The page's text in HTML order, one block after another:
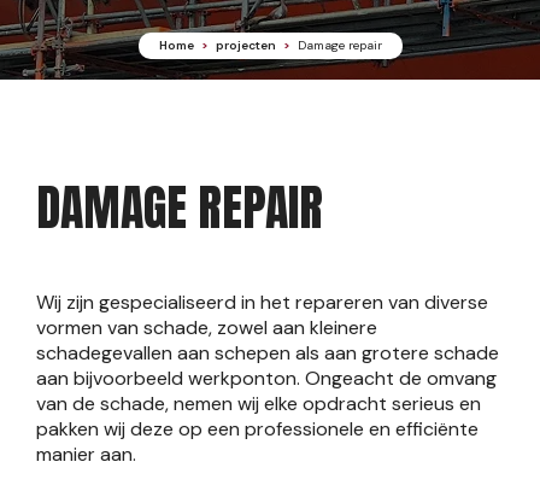
Home > projecten > Damage repair
DAMAGE REPAIR
Wij zijn gespecialiseerd in het repareren van diverse
vormen van schade, zowel aan kleinere
schadegevallen aan schepen als aan grotere schade
aan bijvoorbeeld werkponton. Ongeacht de omvang
van de schade, nemen wij elke opdracht serieus en
pakken wij deze op een professionele en efficiënte
manier aan.